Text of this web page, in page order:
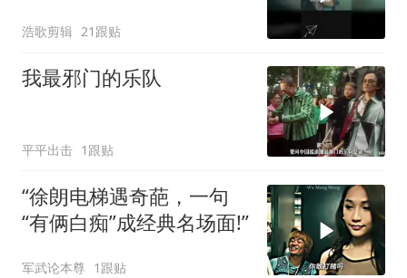
浩歌剪辑 21跟贴
我最邪门的乐队
平平出击 1跟贴
“徐朗电梯遇奇葩，一句
“有俩白痴”成经典名场面!”
军武论本尊 1跟贴